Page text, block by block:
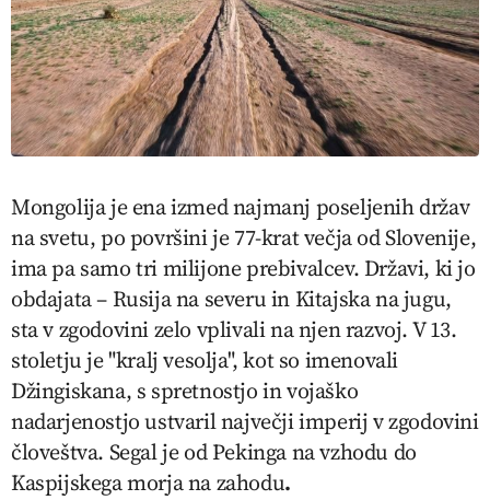
Mongolija je ena izmed najmanj poseljenih držav
na svetu, po površini je 77-krat večja od Slovenije,
ima pa samo tri milijone prebivalcev. Državi, ki jo
obdajata – Rusija na severu in Kitajska na jugu,
sta v zgodovini zelo vplivali na njen razvoj. V 13.
stoletju je "kralj vesolja", kot so imenovali
Džingiskana, s spretnostjo in vojaško
nadarjenostjo ustvaril največji imperij v zgodovini
človeštva. Segal je od Pekinga na vzhodu do
Kaspijskega morja na zahodu.